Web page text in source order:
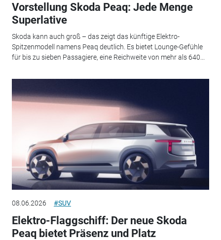
Vorstellung Skoda Peaq: Jede Menge
Superlative
Skoda kann auch groß – das zeigt das künftige Elektro-
Spitzenmodell namens Peaq deutlich. Es bietet Lounge-Gefühle
für bis zu sieben Passagiere, eine Reichweite von mehr als 640...
08.06.2026 #SUV
Elektro-Flaggschiff: Der neue Skoda
Peaq bietet Präsenz und Platz